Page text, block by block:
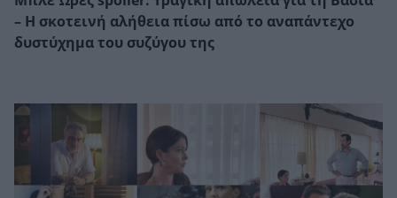
– Η σκοτεινή αλήθεια πίσω από το αναπάντεχο
δυστύχημα του συζύγου της